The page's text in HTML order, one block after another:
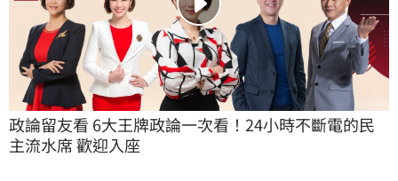
政論留友看 6大王牌政論一次看！24小時不斷電的民
主流水席 歡迎入座